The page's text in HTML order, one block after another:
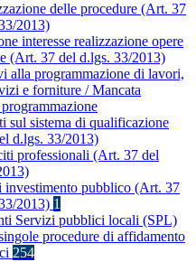
delle procedure (Art. 37
2013)
interesse realizzazione opere
(Art. 37 del d.lgs. 33/2013)
alla programmazione di lavori,
e forniture / Mancata
sul sistema di qualificazione
d.lgs. 33/2013)
professionali (Art. 37 del
investimento pubblico (Art. 37
2013) 1
Servizi pubblici locali (SPL)
procedure di affidamento
254